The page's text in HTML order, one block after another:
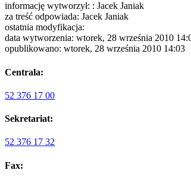
informację wytworzył: : Jacek Janiak
za treść odpowiada: Jacek Janiak
ostatnia modyfikacja:
data wytworzenia: wtorek, 28 września 2010
opublikowano: wtorek, 28 września 2010 14:03
Centrala:
52 376 17 00
Sekretariat:
52 376 17 32
Fax: